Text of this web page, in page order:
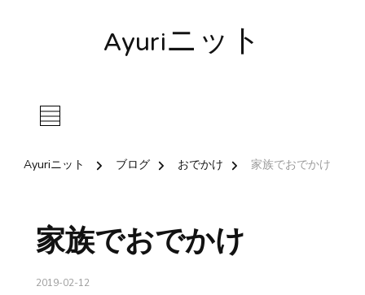
Ayuriニット
Ayuriニット ブログ おでかけ 家族でおでかけ
家族でおでかけ
2019-02-12